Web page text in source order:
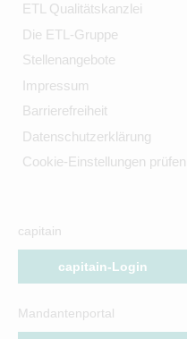
ETL Qualitätskanzlei
Die ETL-Gruppe
Stellenangebote
Impressum
Barrierefreiheit
Datenschutzerklärung
Cookie-Einstellungen prüfen
capitain
capitain-Login
Mandantenportal